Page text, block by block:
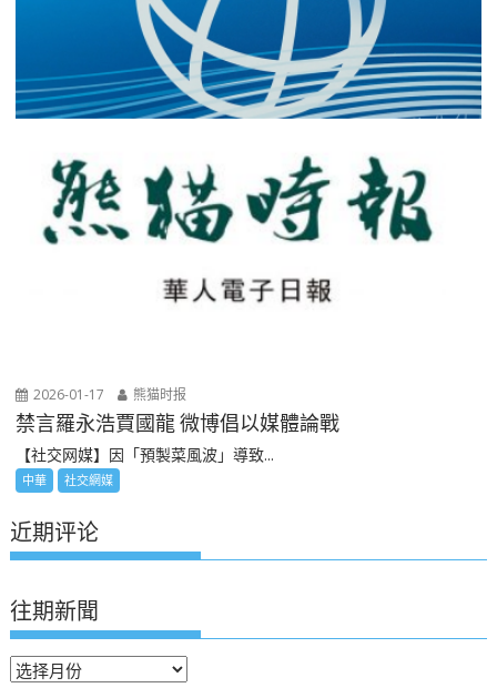
2026-01-17 熊猫时报
禁言羅永浩賈國龍 微博倡以媒體論戰
【社交网媒】因「預製菜風波」導致...
中華 社交網媒
近期评论
往期新聞
往